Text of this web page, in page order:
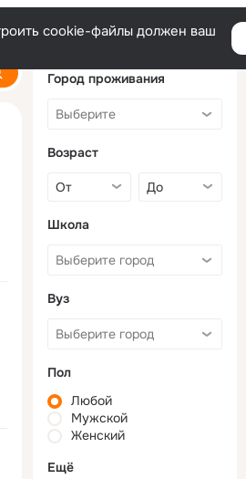
cookie-файлы должен ваш
Город проживания
Возраст
Школа
Вуз
Пол
Любой
Мужской
Женский
Ещё